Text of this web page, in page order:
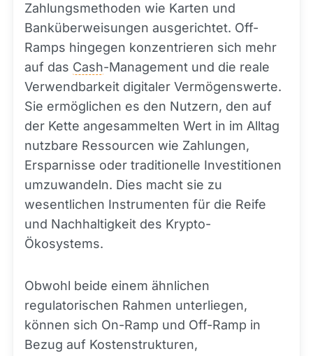
Zahlungsmethoden wie Karten und
Banküberweisungen ausgerichtet. Off-
Ramps hingegen konzentrieren sich mehr
auf das Cash-Management und die reale
Verwendbarkeit digitaler Vermögenswerte.
Sie ermöglichen es den Nutzern, den auf
der Kette angesammelten Wert in im Alltag
nutzbare Ressourcen wie Zahlungen,
Ersparnisse oder traditionelle Investitionen
umzuwandeln. Dies macht sie zu
wesentlichen Instrumenten für die Reife
und Nachhaltigkeit des Krypto-
Ökosystems.
Obwohl beide einem ähnlichen
regulatorischen Rahmen unterliegen,
können sich On-Ramp und Off-Ramp in
Bezug auf Kostenstrukturen,